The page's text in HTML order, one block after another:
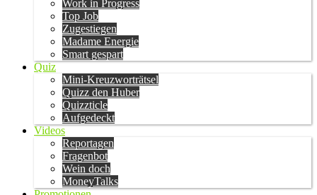
Work in Progress
Top Job
Zugestiegen
Madame Energie
Smart gespart
Quiz
Mini-Kreuzworträtsel
Quizz den Huber
Quizzticle
Aufgedeckt
Videos
Reportagen
Fragenbot
Wein doch
MoneyTalks